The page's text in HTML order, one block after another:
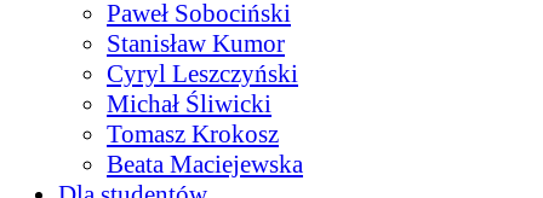
Paweł Sobociński
Stanisław Kumor
Cyryl Leszczyński
Michał Śliwicki
Tomasz Krokosz
Beata Maciejewska